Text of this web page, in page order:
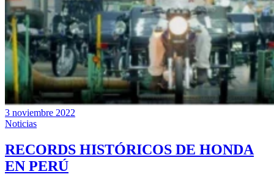
3 noviembre 2022
Noticias
RECORDS HISTÓRICOS DE HONDA
EN PERÚ